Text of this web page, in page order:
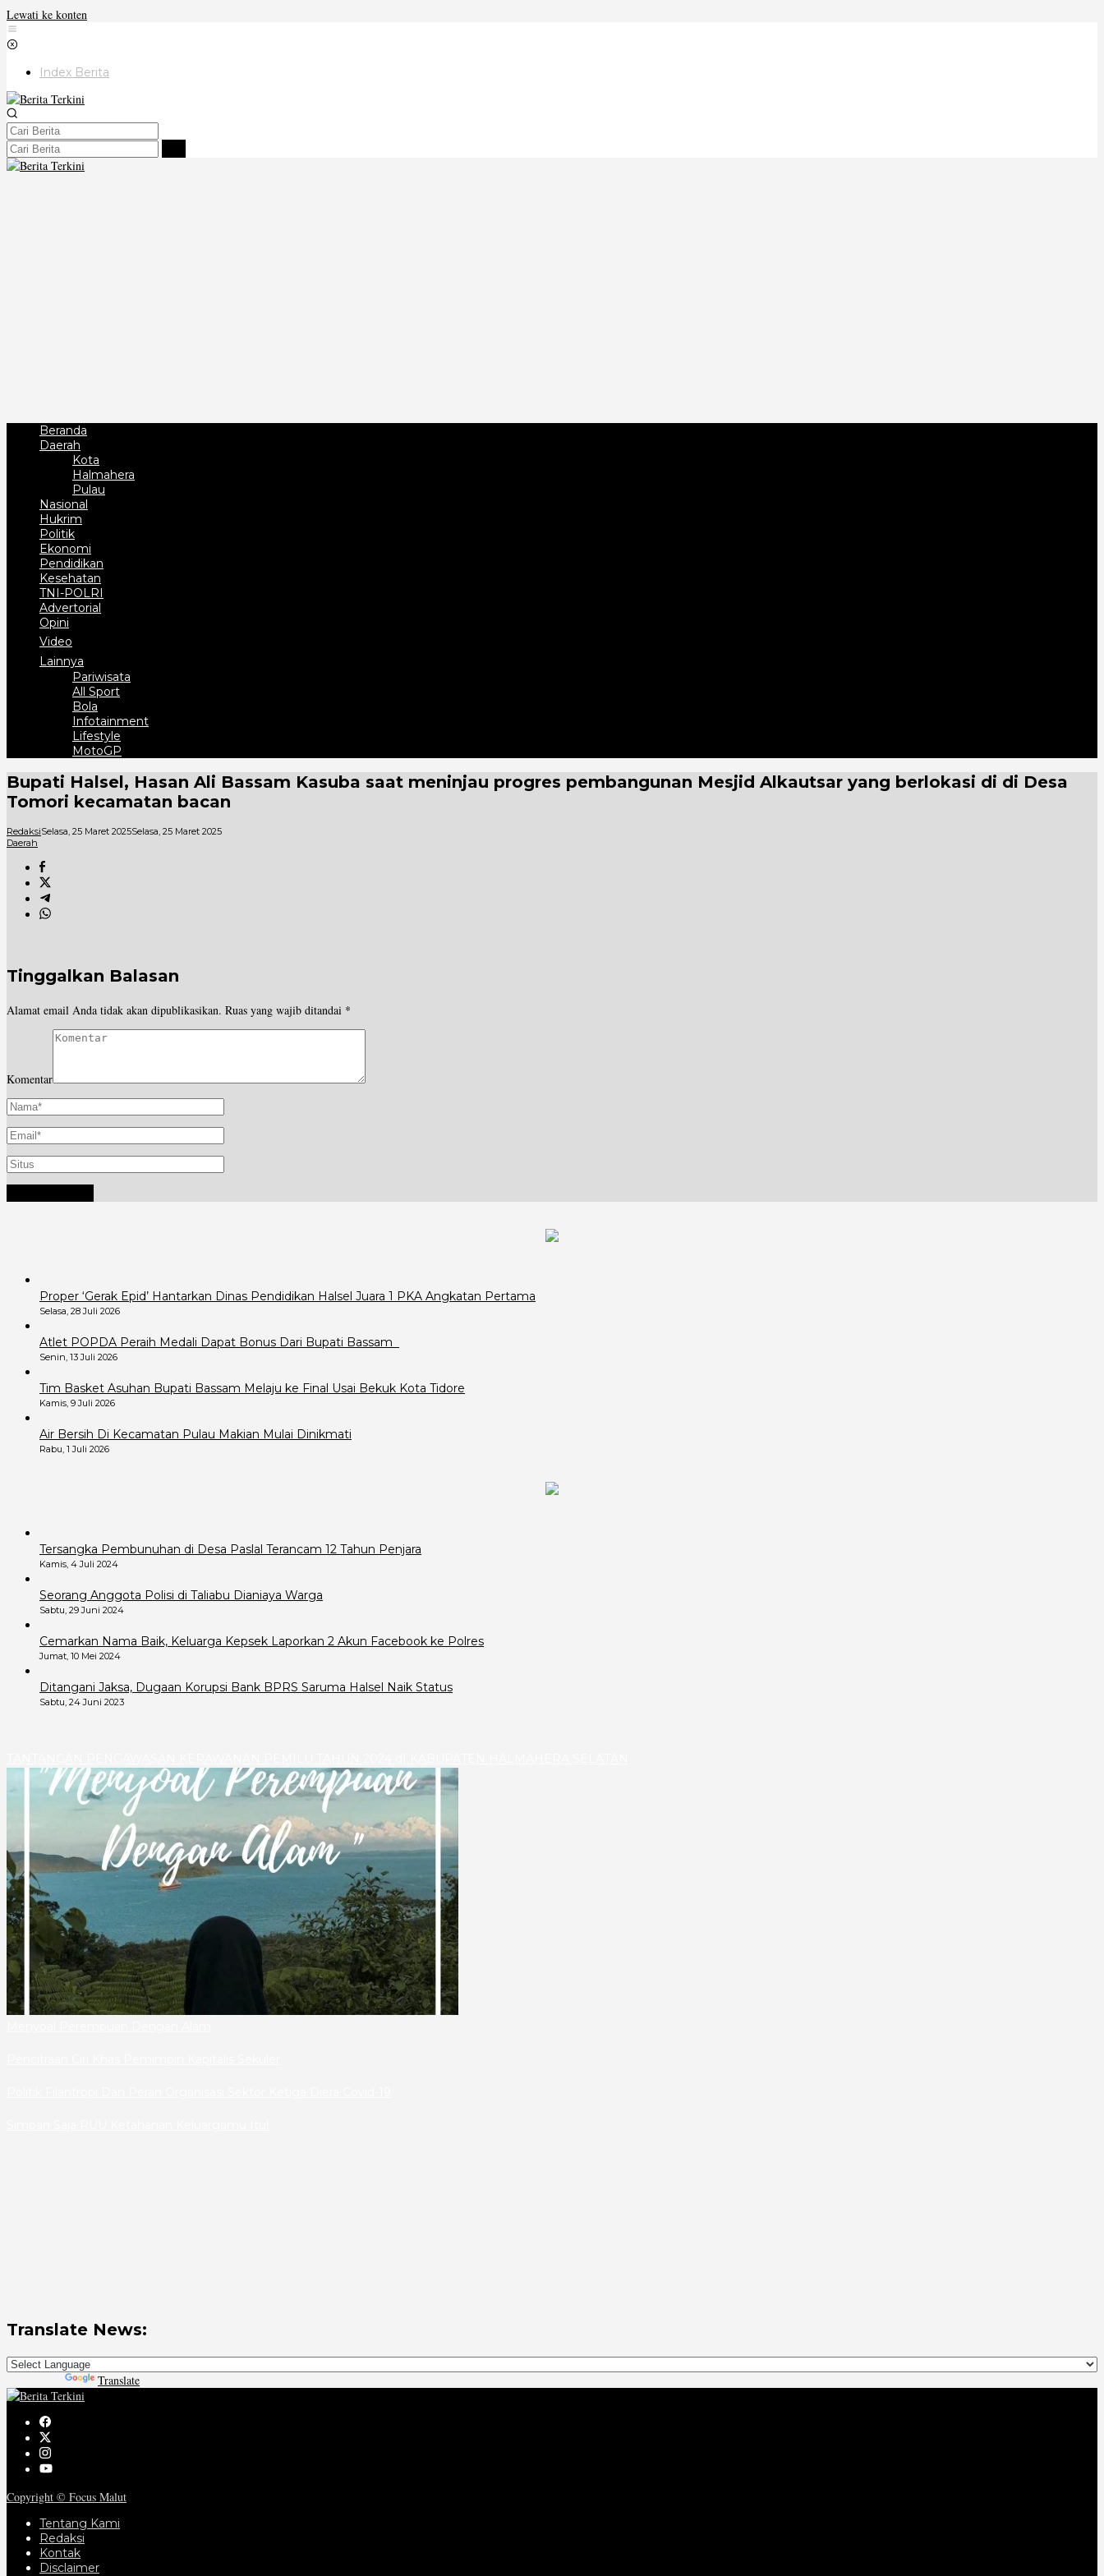
Lewati ke konten
Index Berita
Beranda
Daerah
Kota
Halmahera
Pulau
Nasional
Hukrim
Politik
Ekonomi
Pendidikan
Kesehatan
TNI-POLRI
Advertorial
Opini
Video
Lainnya
Pariwisata
All Sport
Bola
Infotainment
Lifestyle
MotoGP
Bupati Halsel, Hasan Ali Bassam Kasuba saat meninjau progres pembangunan Mesjid Alkautsar yang berlokasi di di Desa
Tomori kecamatan bacan
RedaksiSelasa, 25 Maret 2025Selasa, 25 Maret 2025
Daerah
Tinggalkan Balasan
Alamat email Anda tidak akan dipublikasikan. Ruas yang wajib ditandai *
Komentar
Proper ‘Gerak Epid’ Hantarkan Dinas Pendidikan Halsel Juara 1 PKA Angkatan Pertama
Selasa, 28 Juli 2026
Atlet POPDA Peraih Medali Dapat Bonus Dari Bupati Bassam
Senin, 13 Juli 2026
Tim Basket Asuhan Bupati Bassam Melaju ke Final Usai Bekuk Kota Tidore
Kamis, 9 Juli 2026
Air Bersih Di Kecamatan Pulau Makian Mulai Dinikmati
Rabu, 1 Juli 2026
Tersangka Pembunuhan di Desa Paslal Terancam 12 Tahun Penjara
Kamis, 4 Juli 2024
Seorang Anggota Polisi di Taliabu Dianiaya Warga
Sabtu, 29 Juni 2024
Cemarkan Nama Baik, Keluarga Kepsek Laporkan 2 Akun Facebook ke Polres
Jumat, 10 Mei 2024
Ditangani Jaksa, Dugaan Korupsi Bank BPRS Saruma Halsel Naik Status
Sabtu, 24 Juni 2023
Translate News:
Translate
Copyright © Focus Malut
Tentang Kami
Redaksi
Kontak
Disclaimer